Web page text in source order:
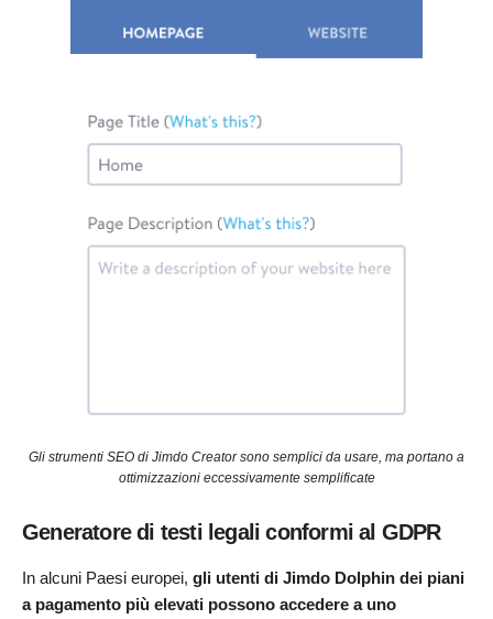
Gli strumenti SEO di Jimdo Creator sono semplici da usare, ma portano a
ottimizzazioni eccessivamente semplificate
Generatore di testi legali conformi al GDPR
In alcuni Paesi europei, gli utenti di Jimdo Dolphin dei piani
a pagamento più elevati possono accedere a uno